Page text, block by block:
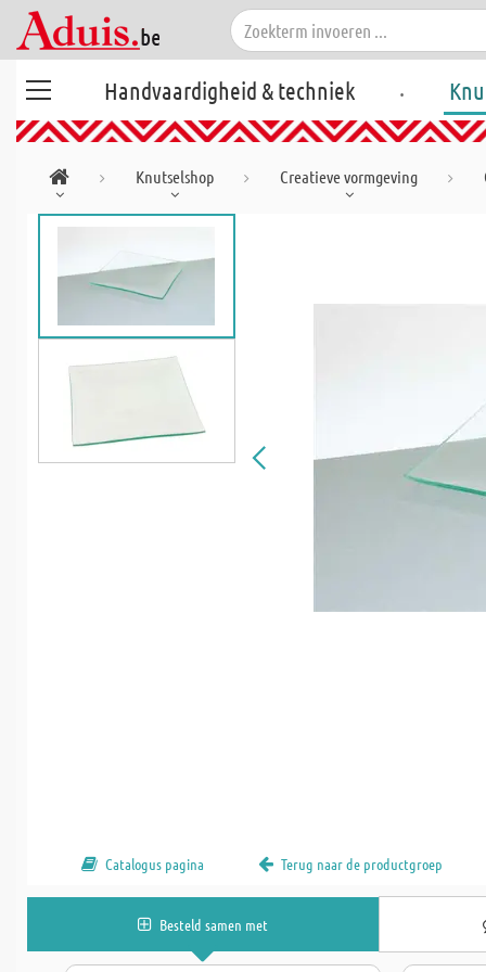
Handvaardigheid & techniek .
Knutselshop Creatieve vormgeving
Catalogus pagina Terug naar de productgroep
Besteld samen met